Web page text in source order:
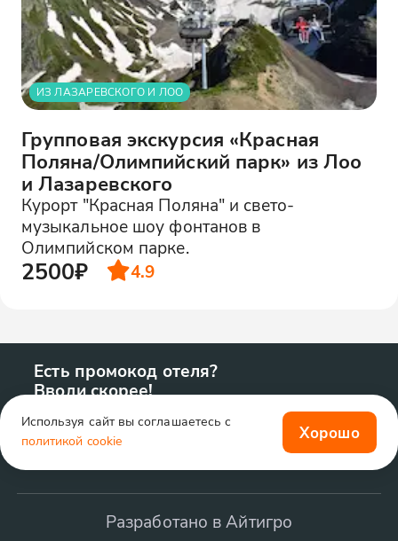
ИЗ ЛАЗАРЕВСКОГО И ЛОО
Групповая экскурсия «Красная
Поляна/Олимпийский парк» из Лоо
и Лазаревского
Курорт "Красная Поляна" и свето-
музыкальное шоу фонтанов в
Олимпийском парке.
2500₽ 4.9
Есть промокод отеля?
Вводи скорее!
Разработано в Айтигро
Используя сайт вы соглашаетесь с
политикой cookie
Хорошо